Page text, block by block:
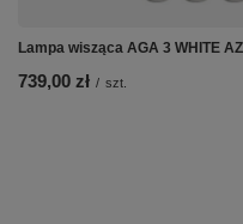
Lampa wisząca AGA 3 WHITE
739,00 zł / szt.